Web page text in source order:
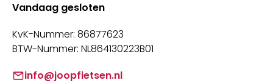
Vandaag gesloten
KvK-Nummer: 86877623
BTW-Nummer: NL864130223B01
info@joopfietsen.nl